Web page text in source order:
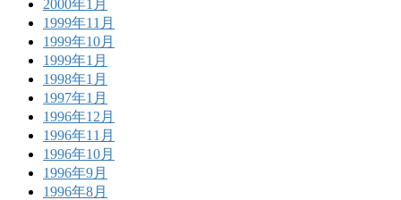
2000年1月
1999年11月
1999年10月
1999年1月
1998年1月
1997年1月
1996年12月
1996年11月
1996年10月
1996年9月
1996年8月